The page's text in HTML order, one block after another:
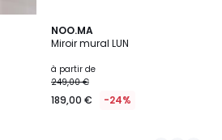
NOO.MA
Miroir mural LUN
à partir de
249,00 €
189,00 € -24%
3
Couleurs